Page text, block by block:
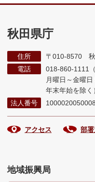
秋田県庁
住所
〒010-8570 秋
電話
018-860-1111（
月曜日～金曜
年末年始を除く
法人番号
1000020050008
アクセス 部
地域振興局